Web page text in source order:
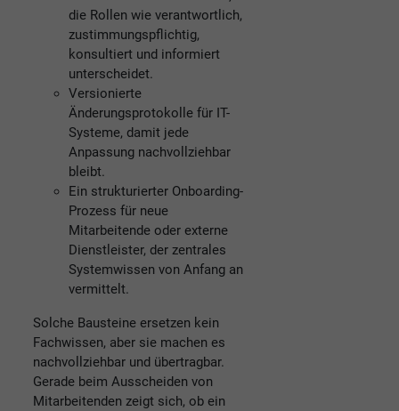
die Rollen wie verantwortlich,
zustimmungspflichtig,
konsultiert und informiert
unterscheidet.
Versionierte
Änderungsprotokolle für IT-
Systeme, damit jede
Anpassung nachvollziehbar
bleibt.
Ein strukturierter Onboarding-
Prozess für neue
Mitarbeitende oder externe
Dienstleister, der zentrales
Systemwissen von Anfang an
vermittelt.
Solche Bausteine ersetzen kein
Fachwissen, aber sie machen es
nachvollziehbar und übertragbar.
Gerade beim Ausscheiden von
Mitarbeitenden zeigt sich, ob ein